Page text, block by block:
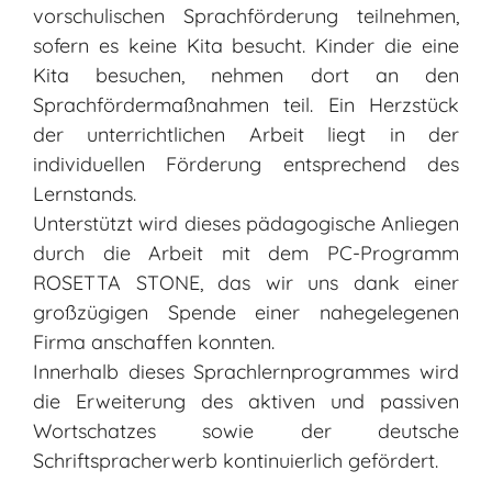
vorschulischen Sprachförderung teilnehmen,
sofern es keine Kita besucht. Kinder die eine
Kita besuchen, nehmen dort an den
Sprachfördermaßnahmen teil. Ein Herzstück
der unterrichtlichen Arbeit liegt in der
individuellen Förderung entsprechend des
Lernstands.
Unterstützt wird dieses pädagogische Anliegen
durch die Arbeit mit dem PC-Programm
ROSETTA STONE, das wir uns dank einer
großzügigen Spende einer nahegelegenen
Firma anschaffen konnten.
Innerhalb dieses Sprachlernprogrammes wird
die Erweiterung des aktiven und passiven
Wortschatzes sowie der deutsche
Schriftspracherwerb kontinuierlich gefördert.